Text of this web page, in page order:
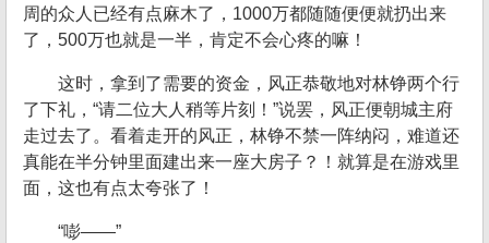
周的众人已经有点麻木了，1000万都随随便便就扔出来
了，500万也就是一半，肯定不会心疼的嘛！
这时，拿到了需要的资金，风正恭敬地对林铮两个行
了下礼，“请二位大人稍等片刻！”说罢，风正便朝城主府
走过去了。看着走开的风正，林铮不禁一阵纳闷，难道还
真能在半分钟里面建出来一座大房子？！就算是在游戏里
面，这也有点太夸张了！
“嘭——”